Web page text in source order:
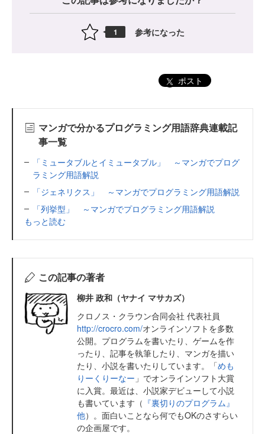
1 参考になった
ポスト
マンガで分かるプログラミング用語辞典連載記
事一覧
「ミュータブルとイミュータブル」 ～マンガでプログ
ラミング用語解説
「ジェネリクス」 ～マンガでプログラミング用語解説
「列挙型」 ～マンガでプログラミング用語解説
もっと読む
この記事の著者
柳井 政和（ヤナイ マサカズ）
クロノス・クラウン合同会社 代表社員
http://crocro.com/オンラインソフトを多数
公開。プログラムを書いたり、ゲームを作
ったり、記事を執筆したり、マンガを描い
たり、小説を書いたりしています。「めも
りーくりーなー 」でオンラインソフト大賞
に入賞。最近は、小説家デビューして小説
も書いています（ 『裏切りのプログラム』
他）。面白いことなら何でもOKのさすらい
の企画屋です。